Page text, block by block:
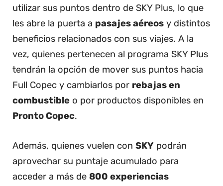
utilizar sus puntos dentro de SKY Plus, lo que
les abre la puerta a pasajes aéreos y distintos
beneficios relacionados con sus viajes. A la
vez, quienes pertenecen al programa SKY Plus
tendrán la opción de mover sus puntos hacia
Full Copec y cambiarlos por rebajas en
combustible o por productos disponibles en
Pronto Copec.
Además, quienes vuelen con SKY podrán
aprovechar su puntaje acumulado para
acceder a más de 800 experiencias